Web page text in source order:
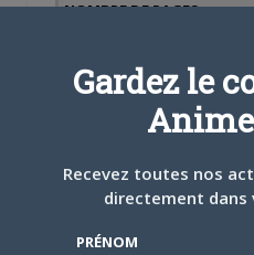
NOMBRE DE PAGES
PARLEZ-EN À VOS AMIS !
Tumblr Email
Gardez le
Recevez toutes nos
directement
PRÉNOM